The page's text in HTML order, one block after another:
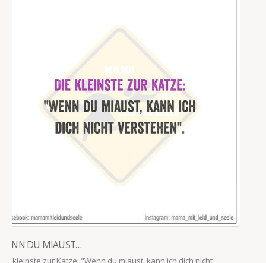
ENTSPANNTE AUTOFAHRT
Seit meine Tochter alle Verkehrszeichen kennt, ist eine Autofahrt
mit ihr etwa so entspannt, wie ein Pitbull, dem man in...